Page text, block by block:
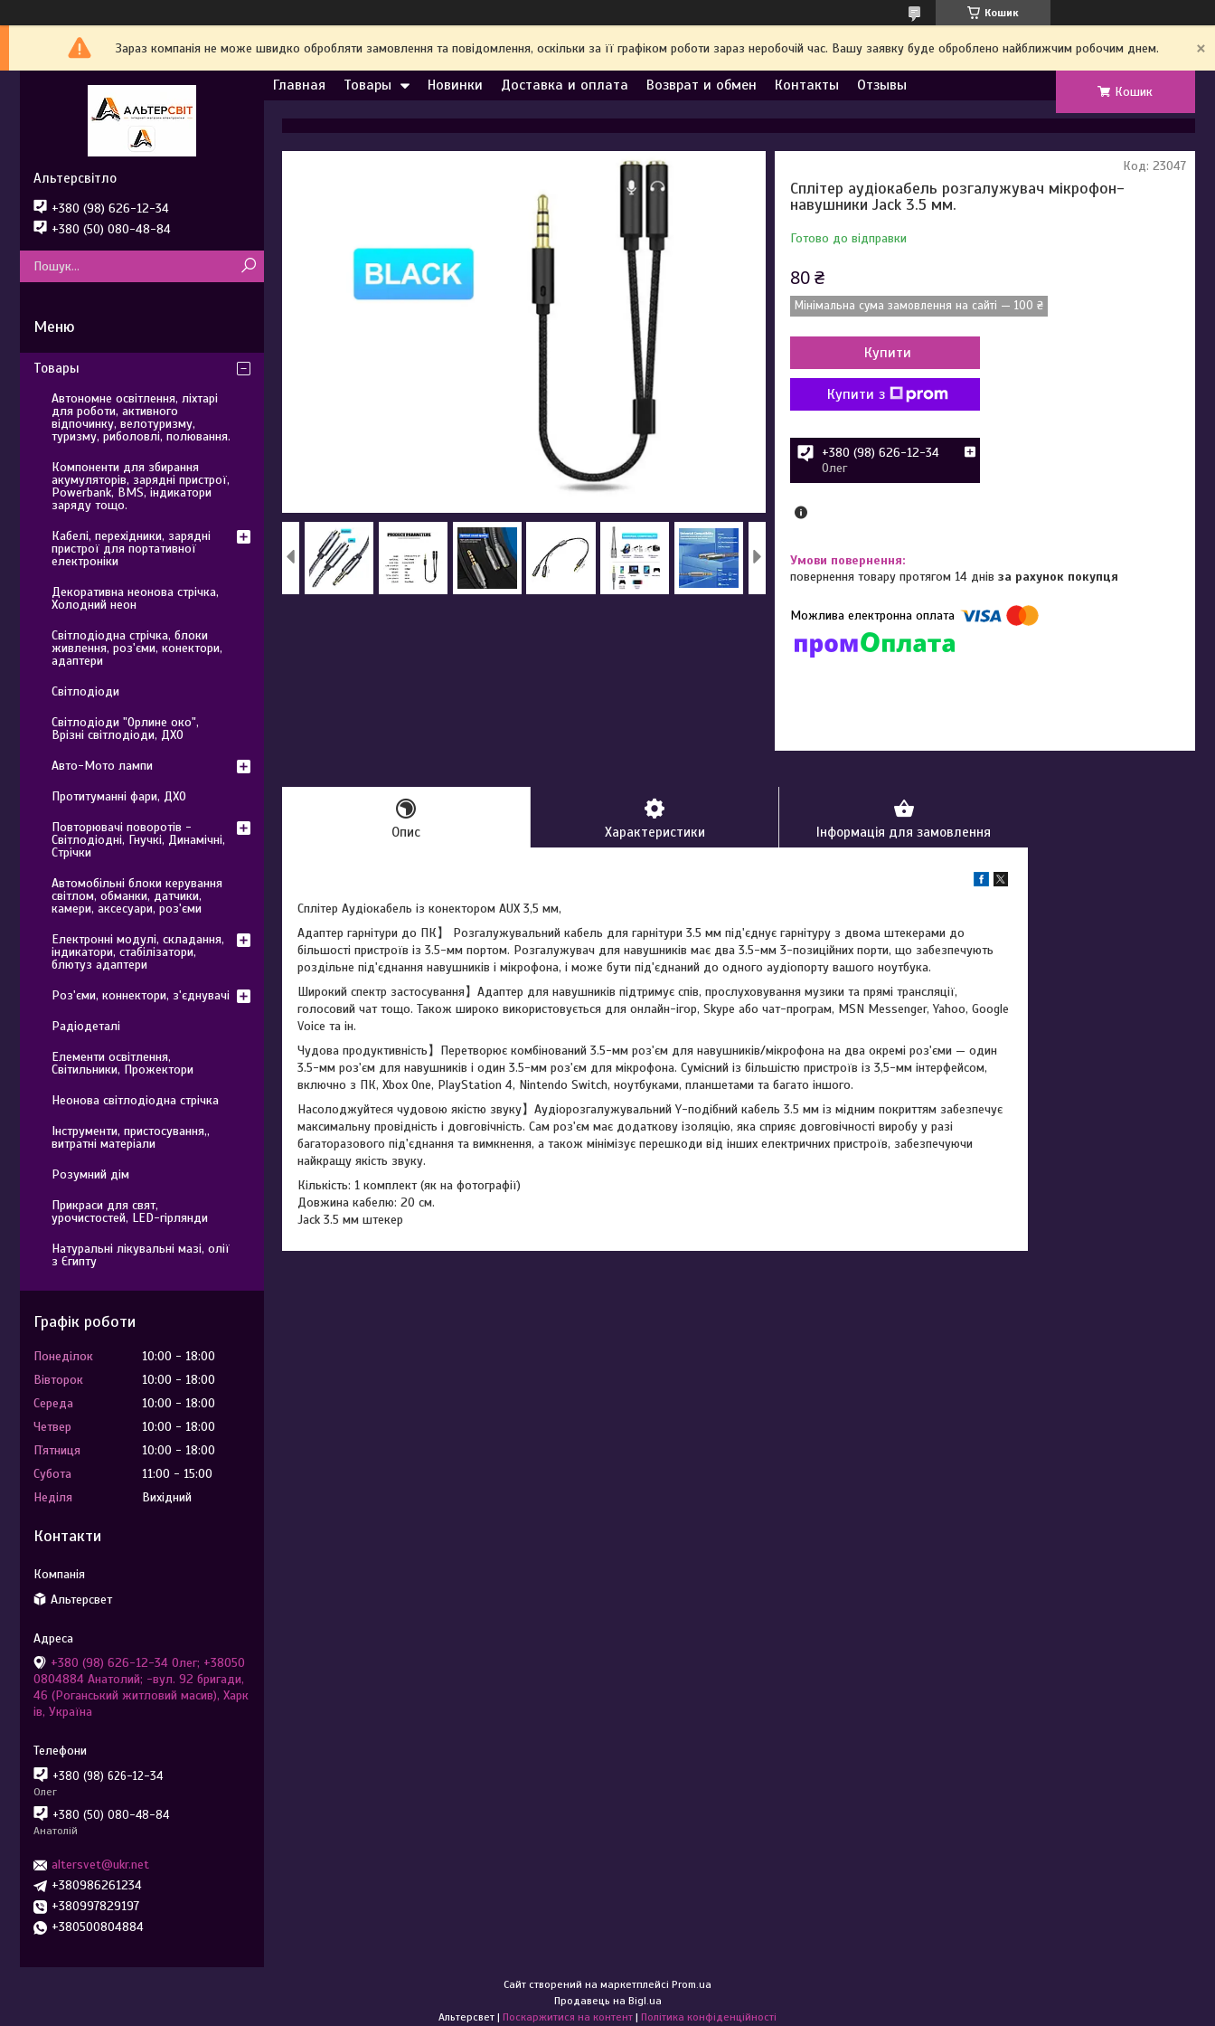
Кошик
Зараз компанія не може швидко обробляти замовлення та повідомлення, оскільки за її графіком роботи зараз неробочій час. Вашу заявку буде оброблено найближчим робочим днем.
Главная Товары Новинки Доставка и оплата Возврат и обмен Контакты Отзывы Кошик
Сплітер аудіокабель розгалужувач мікрофон-
навушники Jack 3.5 мм.
Готово до відправки
Код: 23047
80 ₴
Мінімальна сума замовлення на сайті — 100 ₴
Купити
Купити з
+380 (98) 626-12-34
Олег
повернення товару протягом 14 днівза рахунок покупця
Опис Характеристики Інформація для замовлення
Сплітер Аудіокабель із конектором AUX 3,5 мм,
Адаптер гарнітури до ПК】 Розгалужувальний кабель для гарнітури 3.5 мм під'єднує гарнітуру з двома штекерами до
більшості пристроїв із 3.5-мм портом. Розгалужувач для навушників має два 3.5-мм 3-позиційних порти, що забезпечують
роздільне під'єднання навушників і мікрофона, і може бути під'єднаний до одного аудіопорту вашого ноутбука.
Широкий спектр застосування】Адаптер для навушників підтримує спів, прослуховування музики та прямі трансляції,
голосовий чат тощо. Також широко використовується для онлайн-ігор, Skype або чат-програм, MSN Messenger, Yahoo, Google
Voice та ін.
Чудова продуктивність】Перетворює комбінований 3.5-мм роз'єм для навушників/мікрофона на два окремі роз'єми — один
3.5-мм роз'єм для навушників і один 3.5-мм роз'єм для мікрофона. Сумісний із більшістю пристроїв із 3,5-мм інтерфейсом,
включно з ПК, Xbox One, PlayStation 4, Nintendo Switch, ноутбуками, планшетами та багато іншого.
Насолоджуйтеся чудовою якістю звуку】Аудіорозгалужувальний Y-подібний кабель 3.5 мм із мідним покриттям забезпечує
максимальну провідність і довговічність. Сам роз'єм має додаткову ізоляцію, яка сприяє довговічності виробу у разі
багаторазового під'єднання та вимкнення, а також мінімізує перешкоди від інших електричних пристроїв, забезпечуючи
найкращу якість звуку.
Кількість: 1 комплект (як на фотографії)
Довжина кабелю: 20 см.
Jack 3.5 мм штекер
Альтерсвітло
+380 (98) 626-12-34
+380 (50) 080-48-84
Товары
Автономне освітлення, ліхтарі
для роботи, активного
відпочинку, велотуризму,
туризму, риболовлі, полювання.
Компоненти для збирання
акумуляторів, зарядні пристрої,
Powerbank, BMS, індикатори
заряду тощо.
Кабелі, перехідники, зарядні
пристрої для портативної
електроніки
Декоративна неонова стрічка,
Холодний неон
Світлодіодна стрічка, блоки
живлення, роз'єми, конектори,
адаптери
Світлодіоди
Світлодіоди "Орлине око",
Врізні світлодіоди, ДХО
Авто-Мото лампи
Протитуманні фари, ДХО
Повторювачі поворотів -
Світлодіодні, Гнучкі, Динамічні,
Стрічки
Автомобільні блоки керування
світлом, обманки, датчики,
камери, аксесуари, роз'єми
Електронні модулі, складання,
індикатори, стабілізатори,
блютуз адаптери
Роз'єми, коннектори, з'єднувачі
Радіодеталі
Елементи освітлення,
Світильники, Прожектори
Неонова світлодіодна стрічка
Інструменти, пристосування,,
витратні матеріали
Розумний дім
Прикраси для свят,
урочистостей, LED-гірлянди
Натуральні лікувальні мазі, олії
з Єгипту
Графік роботи
Понеділок 10:00
18:00
Вівторок
10:00
18:00
Середа
10:00
18:00
Четвер
10:00
18:00
Пʼятниця
10:00
18:00
Субота
11:00
15:00
Неділя
Вихідний
Контакти
Альтерсвет
+380 (98) 626-12-34 Олег; +38050
0804884 Анатолий; -вул. 92 бригади,
46 (Роганський житловий масив), Харк
ів, Україна
+380 (98) 626-12-34
Олег
+380 (50) 080-48-84
Анатолій
altersvet@ukr.net
+380986261234
+380997829197
+380500804884
Сайт створений на маркетплейсі Prom.ua
Продавець на Bigl.ua
Альтерсвет | Поскаржитися на контент | Політика конфіденційності